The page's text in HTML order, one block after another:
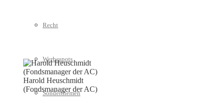
Recht
Werbespots
Sonderthemen
Harold Heuschmidt
(Fondsmanager der AC)